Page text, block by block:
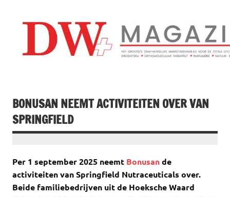
inhoud
BONUSAN NEEMT ACTIVITEITEN OVER VAN
SPRINGFIELD
Per 1 september 2025 neemt Bonusande
activiteiten van Springfield Nutraceuticals over.
Beide familiebedrijven uit de Hoeksche Waard